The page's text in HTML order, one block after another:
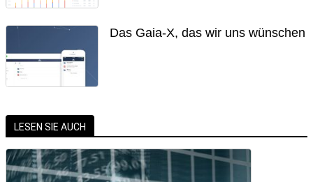
Das Gaia-X, das wir uns wünschen
LESEN SIE AUCH